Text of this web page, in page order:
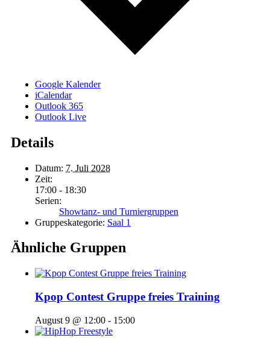
Google Kalender
iCalendar
Outlook 365
Outlook Live
Details
Datum: 7. Juli 2028
Zeit:
17:00 - 18:30
Serien:
Showtanz- und Turniergruppen
Gruppeskategorie: Saal 1
Ähnliche Gruppen
Kpop Contest Gruppe freies Training
August 9 @ 12:00 - 15:00